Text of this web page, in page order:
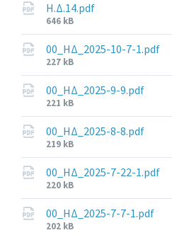
Η.Δ.14.pdf
File
size:
646 kB
00_ΗΔ_2025-10-7-1.pdf
File
size:
227 kB
00_ΗΔ_2025-9-9.pdf
File
size:
221 kB
00_ΗΔ_2025-8-8.pdf
File
size:
219 kB
00_ΗΔ_2025-7-22-1.pdf
File
size:
220 kB
00_ΗΔ_2025-7-7-1.pdf
File
202 kB